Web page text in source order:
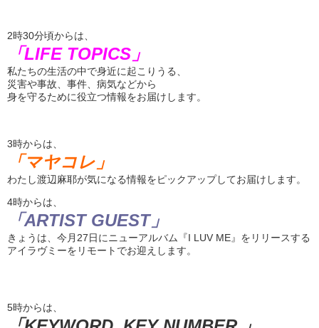
2時30分頃からは、
「LIFE TOPICS」
私たちの生活の中で身近に起こりうる、
災害や事故、事件、病気などから
身を守るために役立つ情報をお届けします。
3時からは、
「マヤコレ」
わたし渡辺麻耶が気になる情報をピックアップしてお届けします。
4時からは、
「ARTIST GUEST」
きょうは、今月27日にニューアルバム『I LUV ME』をリリースする
アイラヴミーをリモートでお迎えします。
5時からは、